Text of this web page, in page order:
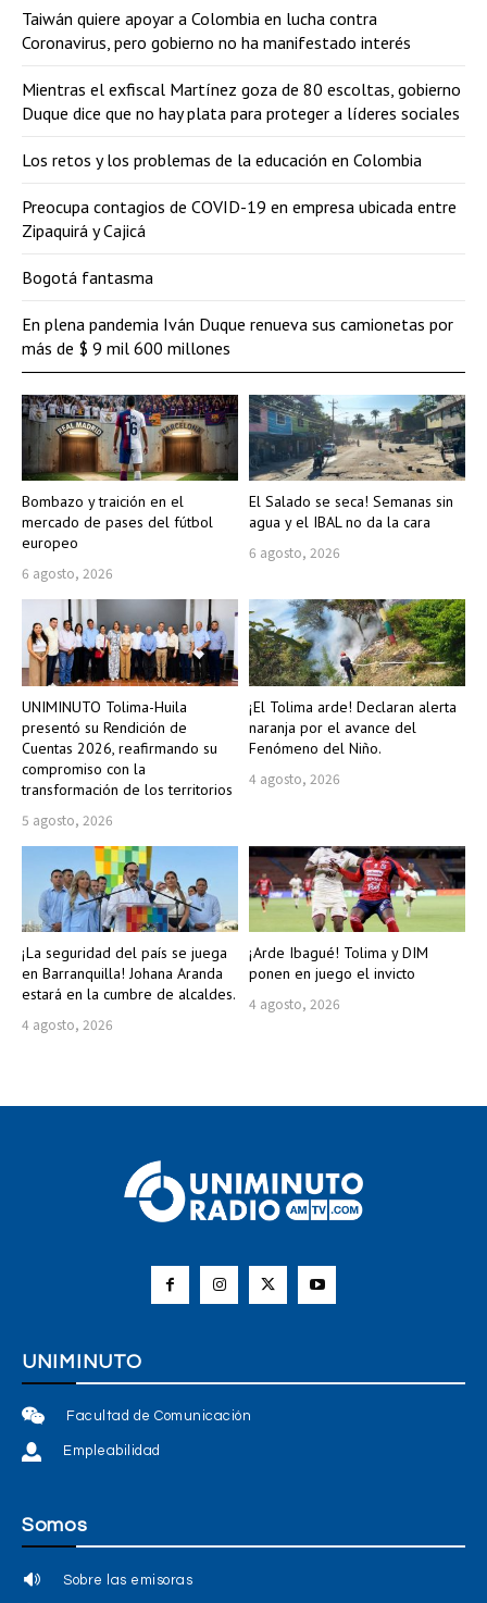
Bombazo y traición en el
mercado de pases del fútbol
europeo
6 agosto, 2026
El Salado se seca! Semanas sin
agua y el IBAL no da la cara
6 agosto, 2026
UNIMINUTO Tolima-Huila
presentó su Rendición de
Cuentas 2026, reafirmando su
compromiso con la
transformación de los territorios
5 agosto, 2026
¡El Tolima arde! Declaran alerta
naranja por el avance del
Fenómeno del Niño.
4 agosto, 2026
¡La seguridad del país se juega
en Barranquilla! Johana Aranda
estará en la cumbre de alcaldes.
4 agosto, 2026
¡Arde Ibagué! Tolima y DIM
ponen en juego el invicto
4 agosto, 2026
Taiwán quiere apoyar a Colombia en lucha contra
Coronavirus, pero gobierno no ha manifestado interés
Mientras el exfiscal Martínez goza de 80 escoltas, gobierno
Duque dice que no hay plata para proteger a líderes sociales
Los retos y los problemas de la educación en Colombia
Preocupa contagios de COVID-19 en empresa ubicada entre
Zipaquirá y Cajicá
Bogotá fantasma
En plena pandemia Iván Duque renueva sus camionetas por
más de $ 9 mil 600 millones
UNIMINUTO
Facultad de Comunicación
Empleabilidad
Somos
Sobre las emisoras